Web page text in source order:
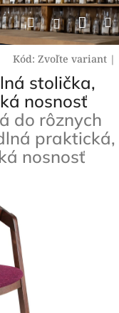
Hľadať
Kód: Zvoľte variant |
stolička,
nosnosť
do rôznych
praktická,
nosnosť